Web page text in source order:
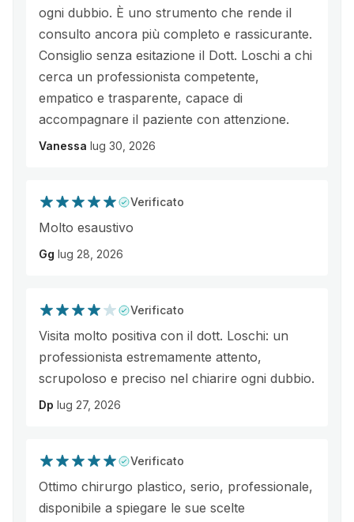
ogni dubbio. È uno strumento che rende il
consulto ancora più completo e rassicurante.
Consiglio senza esitazione il Dott. Loschi a chi
cerca un professionista competente,
empatico e trasparente, capace di
accompagnare il paziente con attenzione.
Vanessa lug 30, 2026
Verificato
Molto esaustivo
Gg lug 28, 2026
Verificato
Visita molto positiva con il dott. Loschi: un
professionista estremamente attento,
scrupoloso e preciso nel chiarire ogni dubbio.
Dp lug 27, 2026
Verificato
Ottimo chirurgo plastico, serio, professionale,
disponibile a spiegare le sue scelte